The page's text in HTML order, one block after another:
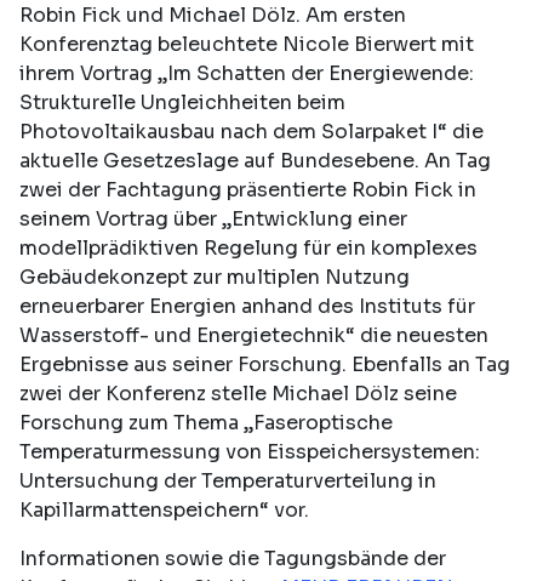
Robin Fick und Michael Dölz. Am ersten
Konferenztag beleuchtete Nicole Bierwert mit
ihrem Vortrag „Im Schatten der Energiewende:
Strukturelle Ungleichheiten beim
Photovoltaikausbau nach dem Solarpaket I“ die
aktuelle Gesetzeslage auf Bundesebene. An Tag
zwei der Fachtagung präsentierte Robin Fick in
seinem Vortrag über „Entwicklung einer
modellprädiktiven Regelung für ein komplexes
Gebäudekonzept zur multiplen Nutzung
erneuerbarer Energien anhand des Instituts für
Wasserstoff- und Energietechnik“ die neuesten
Ergebnisse aus seiner Forschung. Ebenfalls an Tag
zwei der Konferenz stelle Michael Dölz seine
Forschung zum Thema „Faseroptische
Temperaturmessung von Eisspeichersystemen:
Untersuchung der Temperaturverteilung in
Kapillarmattenspeichern“ vor.
Informationen sowie die Tagungsbände der